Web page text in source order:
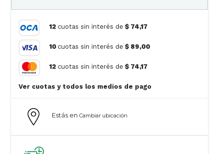
Estás en Cambiar ubicación
12 cuotas sin interés de $ 74,17
10 cuotas sin interés de $ 89,00
12 cuotas sin interés de $ 74,17
Ver cuotas y todos los medios de pago